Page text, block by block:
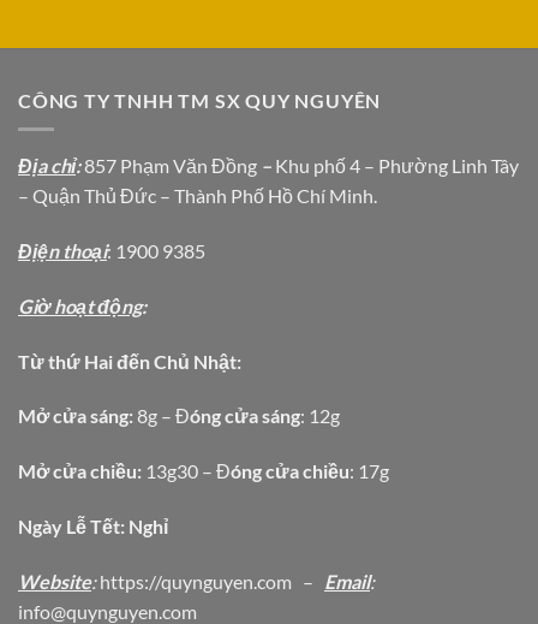
CÔNG TY TNHH TM SX QUY NGUYÊN
Địa chỉ:857 Phạm Văn Đồng – Khu phố 4 – Phường Linh Tây
– Quận Thủ Đức – Thành Phố Hồ Chí Minh.
Địện thoại: 1900 9385
Giờ hoạt động:
Từ thứ Hai đến Chủ Nhật:
Mở cửa sáng: 8g – Đóng cửa sáng: 12g
Mở cửa chiều: 13g30 – Đóng cửa chiều: 17g
Ngày Lễ Tết: Nghỉ
Website:https://quynguyen.com – Email:
info@quynguyen.com